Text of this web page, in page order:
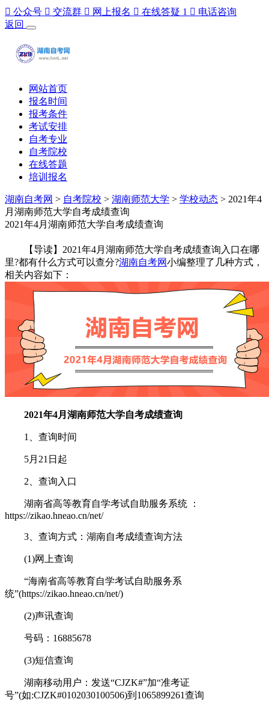
 公众号  交流群  网上报名  在线答疑 1  电话咨询
返回
网站首页
报名时间
报考条件
考试安排
自考专业
自考院校
在线答题
培训报名
湖南自考网 > 自考院校 > 湖南师范大学 > 学校动态 > 2021年4
月湖南师范大学自考成绩查询
2021年4月湖南师范大学自考成绩查询
【导读】2021年4月湖南师范大学自考成绩查询入口在哪
里?都有什么方式可以查分?湖南自考网小编整理了几种方式，
相关内容如下：
2021年4月湖南师范大学自考成绩查询
1、查询时间
5月21日起
2、查询入口
湖南省高等教育自学考试自助服务系统 ：
https://zikao.hneao.cn/net/
3、查询方式：湖南自考成绩查询方法
(1)网上查询
“海南省高等教育自学考试自助服务系
统”(https://zikao.hneao.cn/net/)
(2)声讯查询
号码：16885678
(3)短信查询
湖南移动用户：发送“CJZK#”加“准考证
号”(如:CJZK#0102030100506)到1065899261查询